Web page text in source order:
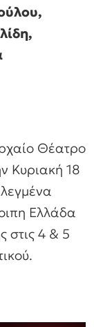
Θέατρο
Κυριακή 18
Ελλάδα
στις 4 & 5